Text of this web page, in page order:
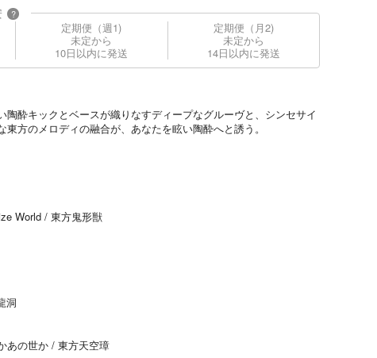
?
定期便（週1)
未定から
10日以内に発送
定期便（月2)
未定から
14日以内に発送
陶酔キックとベースが織りなすディープなグルーヴと、シンセサイ
方のメロディの融合が、あなたを眩い陶酔へと誘う。
World / 東方鬼形獣
洞
あの世か / 東方天空璋